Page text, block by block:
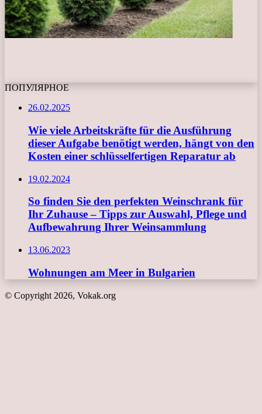
ПОПУЛЯРНОЕ
26.02.2025
Wie viele Arbeitskräfte für die Ausführung
dieser Aufgabe benötigt werden, hängt von den
Kosten einer schlüsselfertigen Reparatur ab
19.02.2024
So finden Sie den perfekten Weinschrank für
Ihr Zuhause – Tipps zur Auswahl, Pflege und
Aufbewahrung Ihrer Weinsammlung
13.06.2023
Wohnungen am Meer in Bulgarien
© Copyright 2026, Vokak.org